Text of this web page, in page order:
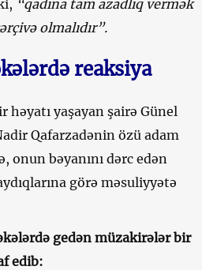
“qadına tam azadlıq vermək
olmalıdır”.
reaksiya
həyatı yaşayan şairə Günel
Qafarzadənin özü adam
onun bəyanını dərc edən
görə məsuliyyətə
gedən müzakirələr bir
edib: